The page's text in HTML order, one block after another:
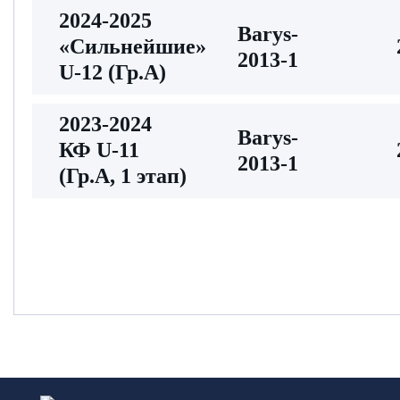
2024-2025
«Сильнейшие»
U-12 (Гр.А)
Barys-
2013-1
2023-2024
КФ U-11
(Гр.А, 1 этап)
Barys-
2013-1